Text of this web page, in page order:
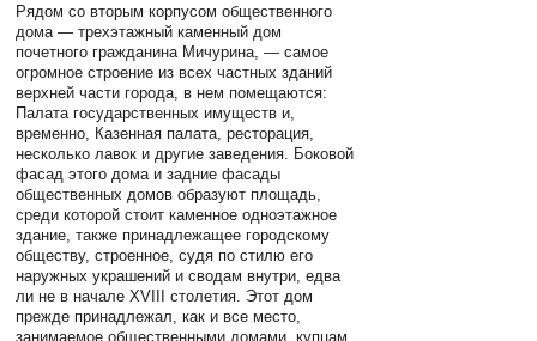
Рядом со вторым корпусом общественного
дома — трехэтажный каменный дом
почетного гражданина Мичурина, — самое
огромное строение из всех частных зданий
верхней части города, в нем помещаются:
Палата государственных имуществ и,
временно, Казенная палата, ресторация,
несколько лавок и другие заведения. Боковой
фасад этого дома и задние фасады
общественных домов образуют площадь,
среди которой стоит каменное одноэтажное
здание, также принадлежащее городскому
обществу, строенное, судя по стилю его
наружных украшений и сводам внутри, едва
ли не в начале XVIII столетия. Этот дом
прежде принадлежал, как и все место,
занимаемое общественными домами, купцам